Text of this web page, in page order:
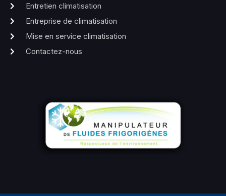
Entretien climatisation
Entreprise de climatisation
Mise en service climatisation
Contactez-nous